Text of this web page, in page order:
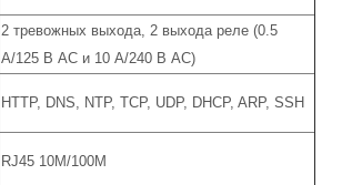
2 тревожных выхода, 2 выхода реле (0.5
А/125 В AC и 10 А/240 В АС)
HTTP, DNS, NTP, TCP, UDP, DHCP, ARP, SSH
RJ45 10M/100M